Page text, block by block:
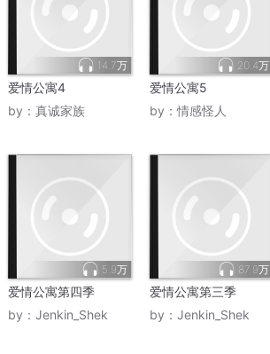
14.7万
爱情公寓4
by： 真诚家族
20.4万
爱情公寓5
by：情感怪人
5.9万
爱情公寓第四季
by： Jenkin_Shek
87.9万
爱情公寓第三季
by： Jenkin_Shek